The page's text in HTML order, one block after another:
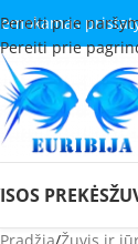
Pereiti prie
Pereiti prie
PREKĖS